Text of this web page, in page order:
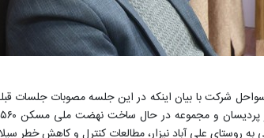
شرکت با بیان اینکه در این جلسه مصوبات جلسات
علی آباد نیزار، مطالعات کنترل و کاهش خطر